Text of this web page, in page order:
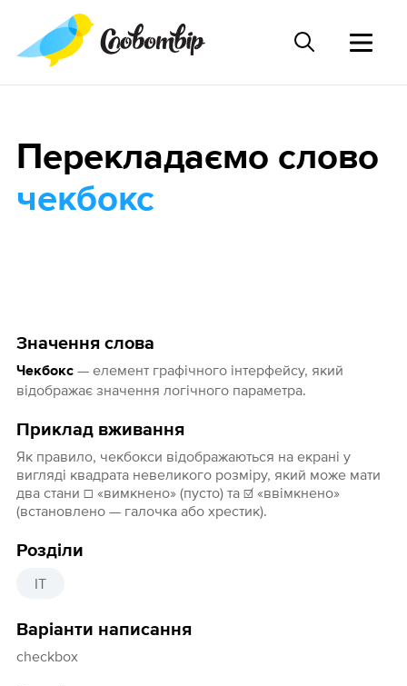
Значення слова
Чекбокс— елемент графічного інтерфейсу, який
відображає значення логічного параметра.
Приклад вживання
Як правило, чекбокси відображаються на екрані у
вигляді квадрата невеликого розміру, який може мати
два стани ☐ «вимкнено» (пусто) та ☑ «ввімкнено»
(встановлено — галочка або хрестик).
Розділи
IT
Варіанти написання
checkbox
Перекладаємо слово
чекбокс